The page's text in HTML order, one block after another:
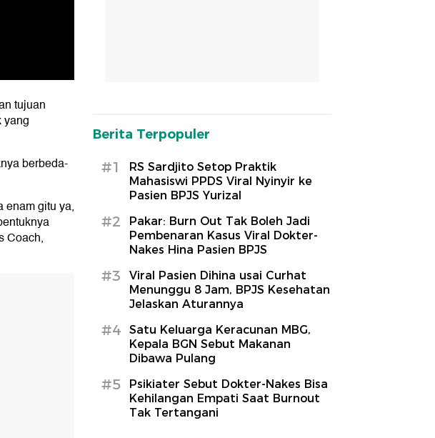
tujuan
yang
berbeda-
enam gitu ya,
Coach,
Berita Terpopuler
#1
RS Sardjito Setop Praktik
Mahasiswi PPDS Viral Nyinyir ke
Pasien BPJS Yurizal
#2
Pakar: Burn Out Tak Boleh Jadi
Pembenaran Kasus Viral Dokter-
Nakes Hina Pasien BPJS
#3
Viral Pasien Dihina usai Curhat
Menunggu 8 Jam, BPJS Kesehatan
Jelaskan Aturannya
#4
Satu Keluarga Keracunan MBG,
Kepala BGN Sebut Makanan
Dibawa Pulang
#5
Psikiater Sebut Dokter-Nakes Bisa
Kehilangan Empati Saat Burnout
Tak Tertangani